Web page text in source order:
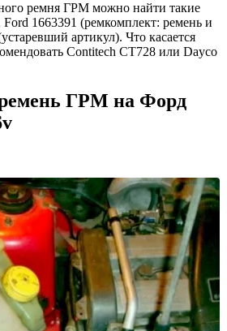
ремня ГРМ можно найти такие
1663391 (ремкомплект: ремень и
артикул). Что касается
Contitech CT728 или Dayco
ГРМ на Форд